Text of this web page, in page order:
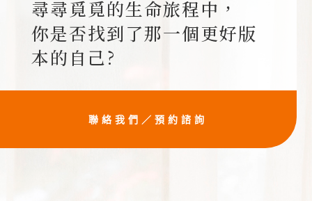
尋尋覓覓的生命旅程中，
你是否找到了那一個更好版
本的自己?
聯絡我們／預約諮詢